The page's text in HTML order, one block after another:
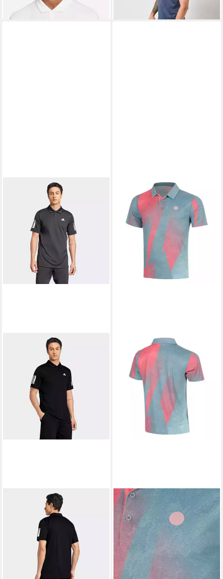
ADIDAS PERFORMANCE
Poloshirt CLUB 3STR POLO
ab 31,99 €
UVP 45,00 €
BIDI BADU
Poloshirt Freeze
Out
49,95 €